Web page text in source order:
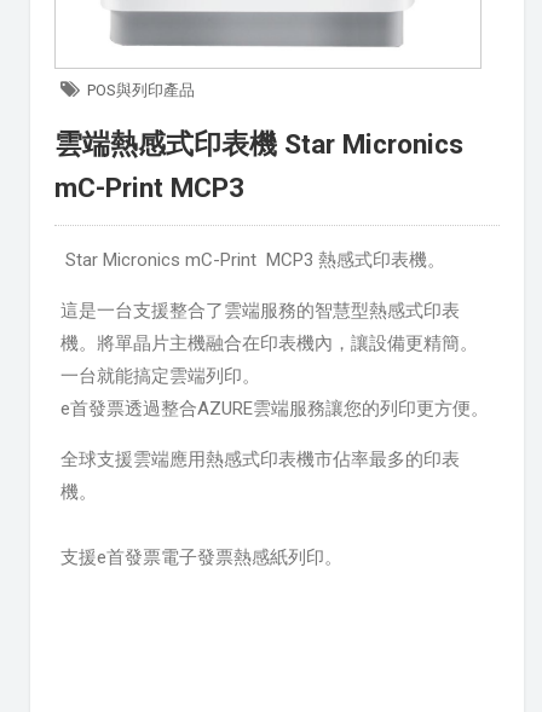
POS與列印產品
雲端熱感式印表機 Star Micronics
mC-Print MCP3
Star Micronics mC-Print MCP3 熱感式印表機。
這是一台支援整合了雲端服務的智慧型熱感式印表
機。將單晶片主機融合在印表機內，讓設備更精簡。
一台就能搞定雲端列印。
e首發票透過整合AZURE雲端服務讓您的列印更方便。
全球支援雲端應用熱感式印表機市佔率最多的印表
機。
支援e首發票電子發票熱感紙列印。